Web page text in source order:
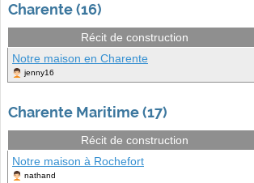
Charente (16)
Récit de construction
Notre maison en Charente
jenny16
Charente Maritime (17)
Récit de construction
Notre maison à Rochefort
nathand